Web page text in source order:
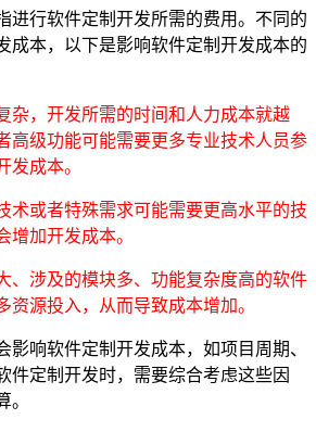
进行软件定制开发所需的费用。不同的
成本，以下是影响软件定制开发成本的
杂，开发所需的时间和人力成本就越
高级功能可能需要更多专业技术人员参
发成本。
术或者特殊需求可能需要更高水平的技
增加开发成本。
、涉及的模块多、功能复杂度高的软件
资源投入，从而导致成本增加。
影响软件定制开发成本，如项目周期、
件定制开发时，需要综合考虑这些因
。